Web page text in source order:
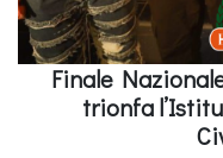
Finale
trionfa